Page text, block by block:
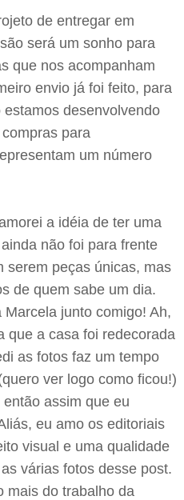
de entregar em
será um sonho para
que nos acompanham
envio já foi feito, para
desenvolvendo
para
um número
a idéia de ter uma
não foi para frente
serem peças únicas, mas
de quem sabe um dia.
junto comigo! Ah,
que a casa foi redecorada
as fotos faz um tempo
ver logo como ficou!)
assim que eu
eu amo os editoriais
visual e uma qualidade
várias fotos desse post.
mais do trabalho da